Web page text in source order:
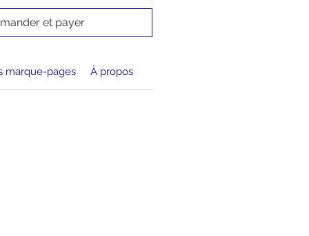
et payer
marque-pages À propos